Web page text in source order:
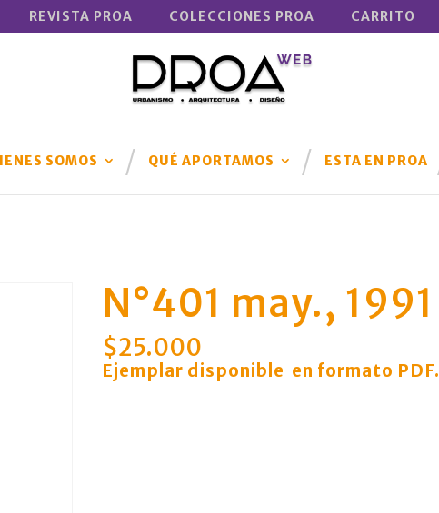
REVISTA PROA COLECCIONES PROA CARRITO
SOMOS QUÉ APORTAMOS ESTA EN PROA
N°401 may., 1991
$25.000
Ejemplar disponible en formato PDF.